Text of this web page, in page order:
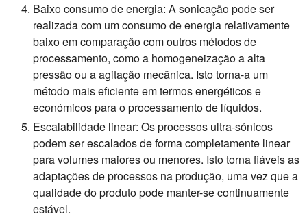
Baixo consumo de energia: A sonicação pode ser
realizada com um consumo de energia relativamente
baixo em comparação com outros métodos de
processamento, como a homogeneização a alta
pressão ou a agitação mecânica. Isto torna-a um
método mais eficiente em termos energéticos e
económicos para o processamento de líquidos.
Escalabilidade linear: Os processos ultra-sónicos
podem ser escalados de forma completamente linear
para volumes maiores ou menores. Isto torna fiáveis as
adaptações de processos na produção, uma vez que a
qualidade do produto pode manter-se continuamente
estável.